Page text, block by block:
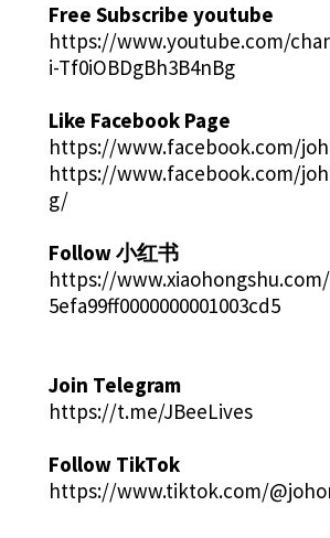
Free Subscribe youtube
https://www.youtube.com/
i-Tf0iOBDgBh3B4nBg
Like Facebook Page
https://www.facebook.com/
https://www.facebook.com/
g/
Follow 小红书
https://
5efa99ff0000000001003cd5
Join Telegram
https://t.me/JBeeLives
Follow TikTok
https://www.tiktok.com/